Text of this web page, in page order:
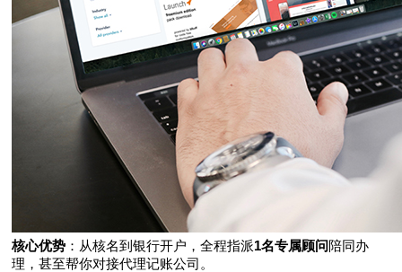
核心优势 ：从核名到银行开户，全程指派1名专属顾问陪同办
理，甚至帮你对接代理记账公司。